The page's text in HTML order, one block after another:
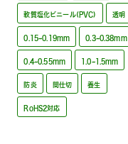
軟質塩化ビニール(PVC) 透明
0.15~0.19mm 0.3~0.38mm
0.4~0.55mm 1.0~1.5mm
防炎 間仕切 養生
RoHS2対応